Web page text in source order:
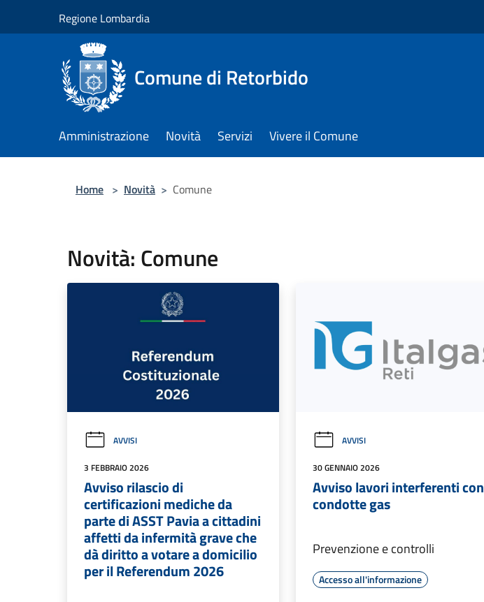
Regione Lombardia
Comune di Retorbido
Amministrazione Novità Servizi Vivere il Comune
Home > Novità > Comune
Novità: Comune
AVVISI
3 FEBBRAIO 2026
Avviso rilascio di
certificazioni mediche da
parte di ASST Pavia a cittadini
affetti da infermità grave che
dà diritto a votare a domicilio
per il Referendum 2026
AVVISI
30 GENNAIO 2026
Avviso lavori interferenti con
condotte gas
Prevenzione e controlli
Accesso all'informazione